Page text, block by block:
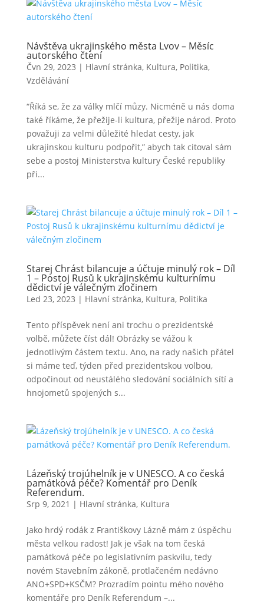
Návštěva ukrajinského města Lvov – Měsíc
autorského čtení
Čvn 29, 2023 | Hlavní stránka, Kultura, Politika,
Vzdělávání
“Říká se, že za války mlčí můzy. Nicméně u nás doma
také říkáme, že přežije-li kultura, přežije národ. Proto
považuji za velmi důležité hledat cesty, jak
ukrajinskou kulturu podpořit,” abych tak citoval sám
sebe a postoj Ministerstva kultury České republiky
při...
Starej Chrást bilancuje a účtuje minulý rok – Díl
1 – Postoj Rusů k ukrajinskému kulturnímu
dědictví je válečným zločinem
Led 23, 2023 | Hlavní stránka, Kultura, Politika
Tento příspěvek není ani trochu o prezidentské
volbě, můžete číst dál! Obrázky se vážou k
jednotlivým částem textu. Ano, na rady našich přátel
si máme teď, týden před prezidentskou volbou,
odpočinout od neustálého sledování sociálních sítí a
hnojometů spojených s...
Lázeňský trojúhelník je v UNESCO. A co česká
památková péče? Komentář pro Deník
Referendum.
Srp 9, 2021 | Hlavní stránka, Kultura
Jako hrdý rodák z Františkovy Lázně mám z úspěchu
města velkou radost! Jak je však na tom česká
památková péče po legislativním paskvilu, tedy
novém Stavebním zákoně, protlačeném nedávno
ANO+SPD+KSČM? Prozradím pointu mého nového
komentáře pro Deník Referendum –...